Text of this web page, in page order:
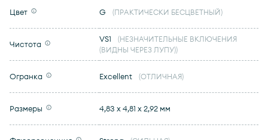
Цвет G (ПРАКТИЧЕСКИ БЕСЦВЕТНЫЙ)
Чистота
VS1
(НЕЗНАЧИТЕЛЬНЫЕ ВКЛЮЧЕНИЯ
(ВИДНЫ ЧЕРЕЗ ЛУПУ))
Огранка Excellent (ОТЛИЧНАЯ)
Размеры 4,83 x 4,81 x 2,92 мм